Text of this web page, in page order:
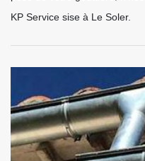
KP Service sise à Le Soler.